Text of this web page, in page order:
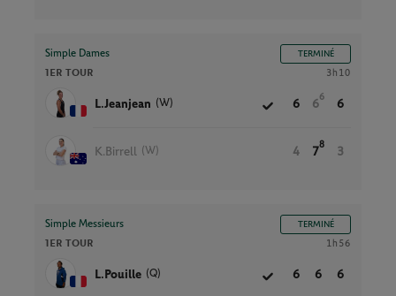
Simple Dames TERMINÉ
1ER TOUR 3h10
L.Jeanjean (W) 6 6
6
6
K.Birrell (W) 4 7
8
3
Simple Messieurs TERMINÉ
1ER TOUR 1h56
L.Pouille (Q) 6 6 6